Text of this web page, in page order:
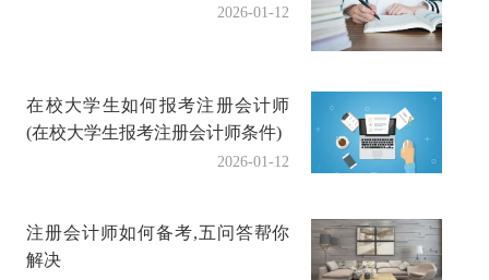
2026-01-12
在校大学生如何报考注册会计师
(在校大学生报考注册会计师条件)
2026-01-12
注册会计师如何备考,五问答帮你
解决